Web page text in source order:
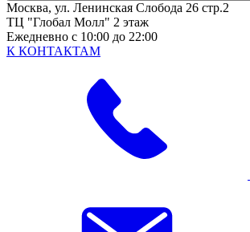
Москва, ул. Ленинская Слобода 26 стр.2
ТЦ "Глобал Молл" 2 этаж
Ежедневно с 10:00 до 22:00
К КОНТАКТАМ